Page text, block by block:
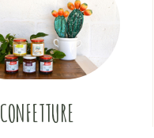
CONFETTURE